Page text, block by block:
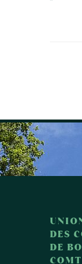
DES
DE